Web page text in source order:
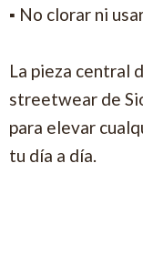
▪ No clorar ni
La pieza central
streetwear de
para elevar
tu día a día.